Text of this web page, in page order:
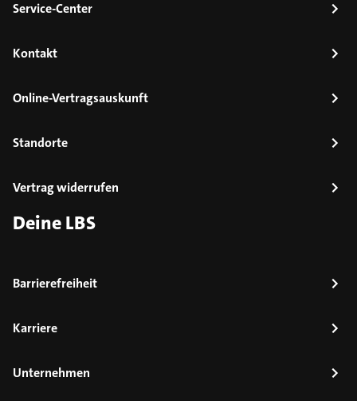
Service-Center
Kontakt
Online-Vertragsauskunft
Standorte
Vertrag widerrufen
Deine LBS
Barrierefreiheit
Karriere
Unternehmen